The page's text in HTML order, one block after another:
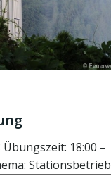
18:00 –
Stationsbetrieb